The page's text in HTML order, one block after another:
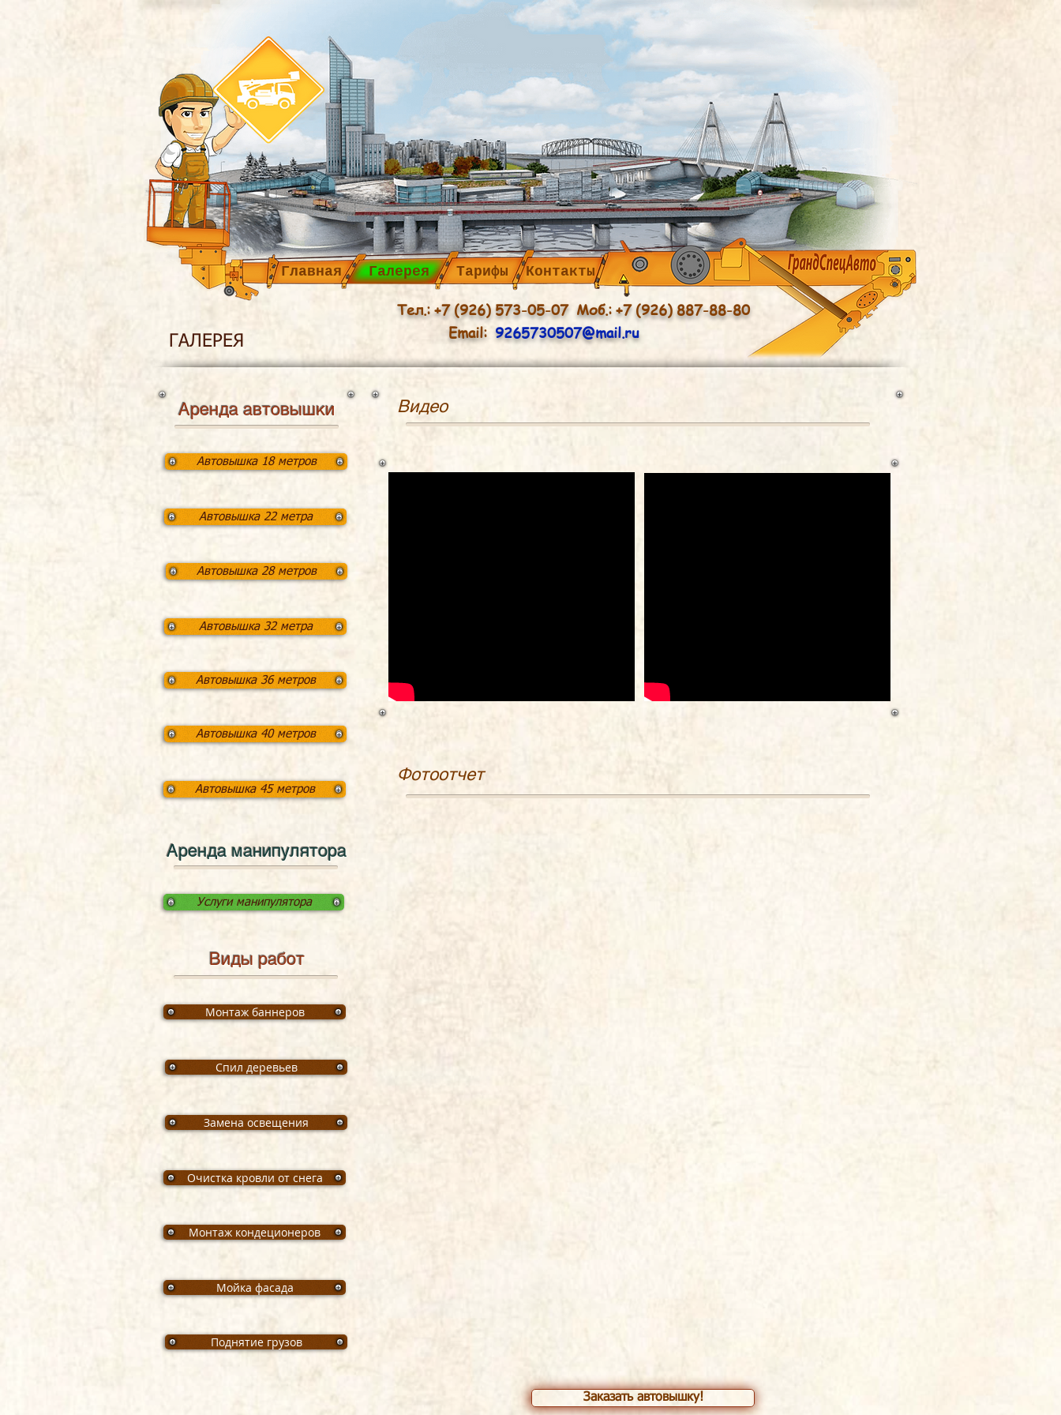
Контакты
Галерея Тарифы
Главная
ГАЛЕРЕЯ
Видео
Фотоотчет
Заказать автовышку!
Аренда автовышки
Виды работ
Спил деревьев
Мойка фасада
Монтаж кондеционеров
Очистка кровли от снега
Замена освещения
Поднятие грузов
Автовышка 22 метра
Автовышка 40 метров
Автовышка 36 метров
Автовышка 32 метра
Автовышка 28 метров
Монтаж баннеров
Услуги манипулятора
Автовышка 45 метров
Автовышка 18 метров
Аренда манипулятора
Тел.: +7 (926) 573-05-07 Моб.: +7 (926) 887-88-80
Email: 9265730507@mail.ru